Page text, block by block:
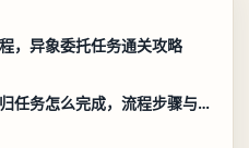
，异象委托任务通关攻略
异环异象委托唤孤归任务怎么完成，流程步骤与位置攻略